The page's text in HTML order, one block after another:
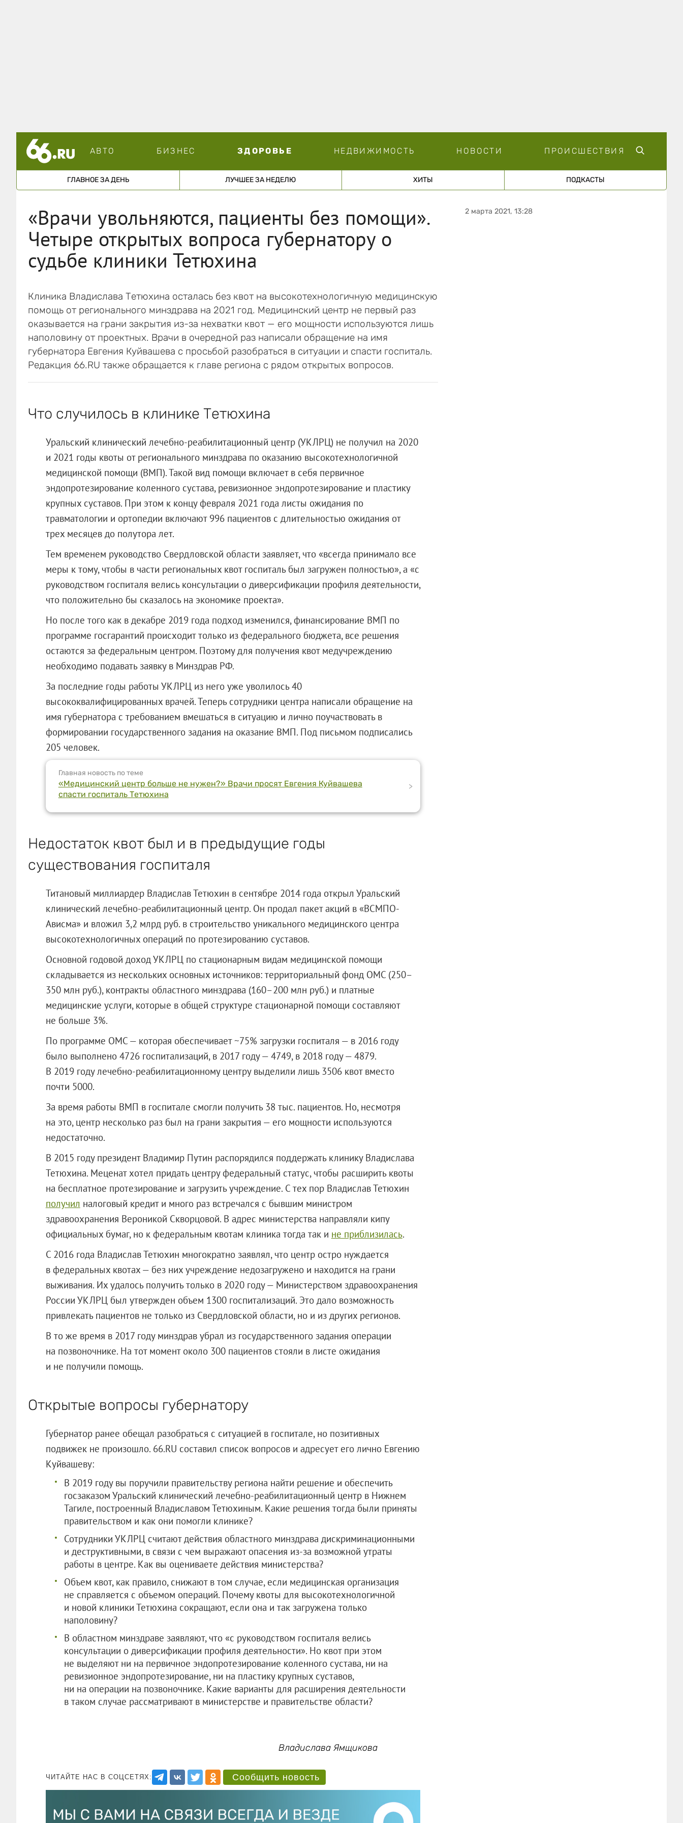
АВТО БИЗНЕС ЗДОРОВЬЕ НЕДВИЖИМОСТЬ НОВОСТИ ПРОИСШЕСТВИЯ
ГЛАВНОЕ ЗА ДЕНЬ ЛУЧШЕЕ ЗА НЕДЕЛЮ ХИТЫ ПОДКАСТЫ
«Врачи увольняются, пациенты без помощи».
Четыре открытых вопроса губернатору о
судьбе клиники Тетюхина
Клиника Владислава Тетюхина осталась без квот на высокотехнологичную медицинскую
помощь от регионального минздрава на 2021 год. Медицинский центр не первый раз
оказывается на грани закрытия из-за нехватки квот — его мощности используются лишь
наполовину от проектных. Врачи в очередной раз написали обращение на имя
губернатора Евгения Куйвашева с просьбой разобраться в ситуации и спасти госпиталь.
Редакция 66.RU также обращается к главе региона с рядом открытых вопросов.
Что случилось в клинике Тетюхина
Уральский клинический лечебно-реабилитационный центр (УКЛРЦ) не получил на 2020
и 2021 годы квоты от регионального минздрава по оказанию высокотехнологичной
медицинской помощи (ВМП). Такой вид помощи включает в себя первичное
эндопротезирование коленного сустава, ревизионное эндопротезирование и пластику
крупных суставов. При этом к концу февраля 2021 года листы ожидания по
травматологии и ортопедии включают 996 пациентов с длительностью ожидания от
трех месяцев до полутора лет.
Тем временем руководство Свердловской области заявляет, что «всегда принимало все
меры к тому, чтобы в части региональных квот госпиталь был загружен полностью», а «с
руководством госпиталя велись консультации о диверсификации профиля деятельности,
что положительно бы сказалось на экономике проекта».
Но после того как в декабре 2019 года подход изменился, финансирование ВМП по
программе госгарантий происходит только из федерального бюджета, все решения
остаются за федеральным центром. Поэтому для получения квот медучреждению
необходимо подавать заявку в Минздрав РФ.
За последние годы работы УКЛРЦ из него уже уволилось 40
высококвалифицированных врачей. Теперь сотрудники центра написали обращение на
имя губернатора с требованием вмешаться в ситуацию и лично поучаствовать в
формировании государственного задания на оказание ВМП. Под письмом подписались
205 человек.
Главная новость по теме
«Медицинский центр больше не нужен?» Врачи просят Евгения Куйвашева
спасти госпиталь Тетюхина
>
Недостаток квот был и в предыдущие годы
существования госпиталя
Титановый миллиардер Владислав Тетюхин в сентябре 2014 года открыл Уральский
клинический лечебно-реабилитационный центр. Он продал пакет акций в «ВСМПО-
Ависма» и вложил 3,2 млрд руб. в строительство уникального медицинского центра
высокотехнологичных операций по протезированию суставов.
Основной годовой доход УКЛРЦ по стационарным видам медицинской помощи
складывается из нескольких основных источников: территориальный фонд ОМС (250–
350 млн руб.), контракты областного минздрава (160–200 млн руб.) и платные
медицинские услуги, которые в общей структуре стационарной помощи составляют
не больше 3%.
По программе ОМС — которая обеспечивает ~75% загрузки госпиталя — в 2016 году
было выполнено 4726 госпитализаций, в 2017 году — 4749, в 2018 году — 4879.
В 2019 году лечебно-реабилитационному центру выделили лишь 3506 квот вместо
почти 5000.
За время работы ВМП в госпитале смогли получить 38 тыс. пациентов. Но, несмотря
на это, центр несколько раз был на грани закрытия — его мощности используются
недостаточно.
В 2015 году президент Владимир Путин распорядился поддержать клинику Владислава
Тетюхина. Меценат хотел придать центру федеральный статус, чтобы расширить квоты
на бесплатное протезирование и загрузить учреждение. С тех пор Владислав Тетюхин
получил налоговый кредит и много раз встречался с бывшим министром
здравоохранения Вероникой Скворцовой. В адрес министерства направляли кипу
официальных бумаг, но к федеральным квотам клиника тогда так и не приблизилась.
С 2016 года Владислав Тетюхин многократно заявлял, что центр остро нуждается
в федеральных квотах — без них учреждение недозагружено и находится на грани
выживания. Их удалось получить только в 2020 году — Министерством здравоохранения
России УКЛРЦ был утвержден объем 1300 госпитализаций. Это дало возможность
привлекать пациентов не только из Свердловской области, но и из других регионов.
В то же время в 2017 году минздрав убрал из государственного задания операции
на позвоночнике. На тот момент около 300 пациентов стояли в листе ожидания
и не получили помощь.
Открытые вопросы губернатору
Губернатор ранее обещал разобраться с ситуацией в госпитале, но позитивных
подвижек не произошло. 66.RU составил список вопросов и адресует его лично Евгению
Куйвашеву:
В 2019 году вы поручили правительству региона найти решение и обеспечить
госзаказом Уральский клинический лечебно-реабилитационный центр в Нижнем
Тагиле, построенный Владиславом Тетюхиным. Какие решения тогда были приняты
правительством и как они помогли клинике?
Сотрудники УКЛРЦ считают действия областного минздрава дискриминационными
и деструктивными, в связи с чем выражают опасения из-за возможной утраты
работы в центре. Как вы оцениваете действия министерства?
Объем квот, как правило, снижают в том случае, если медицинская организация
не справляется с объемом операций. Почему квоты для высокотехнологичной
и новой клиники Тетюхина сокращают, если она и так загружена только
наполовину?
В областном минздраве заявляют, что «с руководством госпиталя велись
консультации о диверсификации профиля деятельности». Но квот при этом
не выделяют ни на первичное эндопротезирование коленного сустава, ни на
ревизионное эндопротезирование, ни на пластику крупных суставов,
ни на операции на позвоночнике. Какие варианты для расширения деятельности
в таком случае рассматривают в министерстве и правительстве области?
Владислава Ямщикова
ЧИТАЙТЕ НАС В СОЦСЕТЯХ: Сообщить новость
2 марта 2021, 13:28